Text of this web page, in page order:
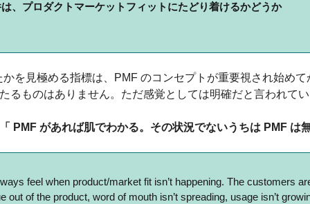
、プロダクトマーケットフィットにたどり着けるかどうか
を見極める指標は、PMF のコンセプトが重要視され始めて
るものはありません。ただ感覚としては明確だと言われて
PMF があれば肌でわかる。その状況でないうちは PMF は
feel when product/market fit isn’t happening. The customers
out of the product, word of mouth isn’t spreading, usage isn’t